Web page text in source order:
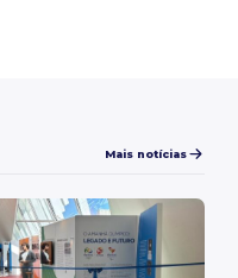
Mais notícias